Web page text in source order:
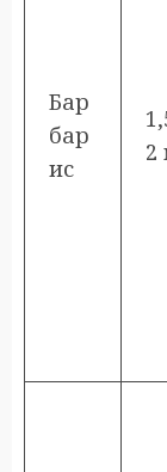
Бар
бар
ис
2